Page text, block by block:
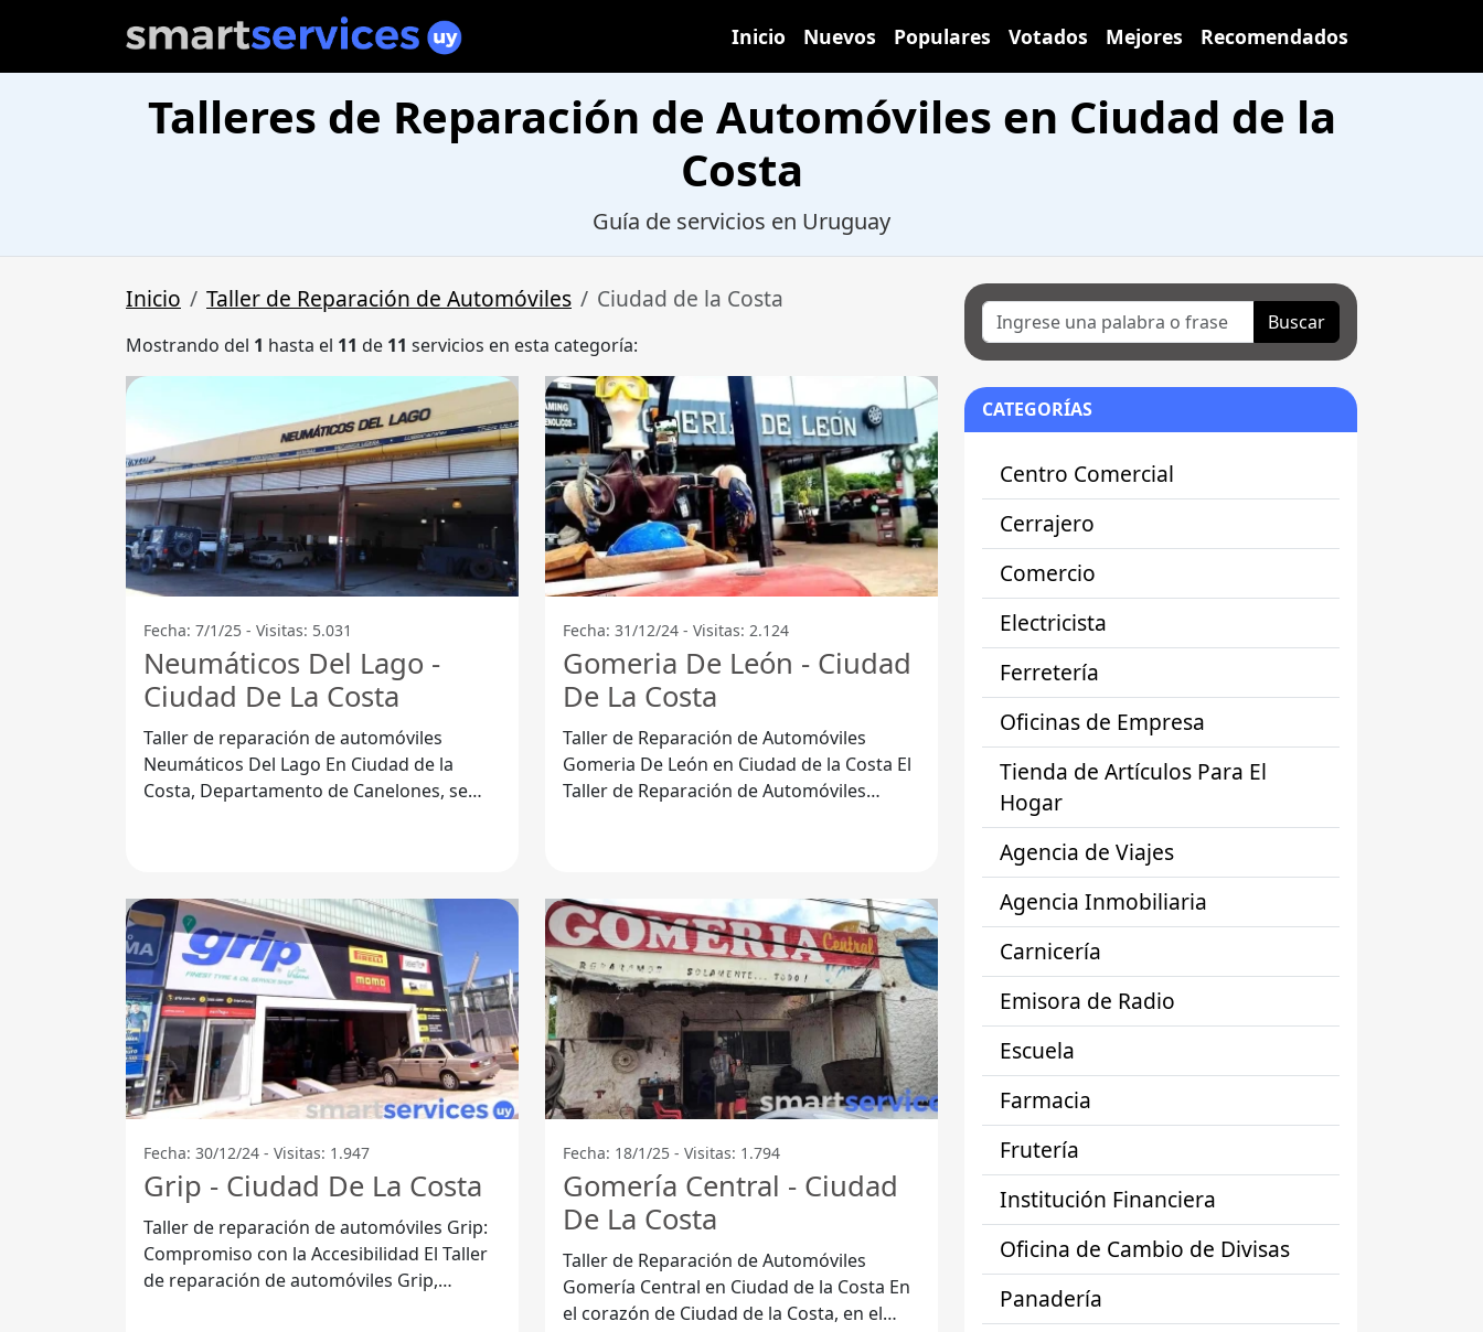
Inicio Nuevos Populares Votados Mejores Recomendados
Talleres de Reparación de Automóviles en Ciudad de la
Costa
Guía de servicios en Uruguay
Inicio Taller de Reparación de Automóviles Ciudad de la Costa
Mostrando del 1 hasta el 11 de 11 servicios en esta categoría:
Fecha: 7/1/25 - Visitas: 5.031
Neumáticos Del Lago -
Ciudad De La Costa
Taller de reparación de automóviles
Neumáticos Del Lago En Ciudad de la
Costa, Departamento de Canelones, se
Fecha: 31/12/24 - Visitas: 2.124
Gomeria De León - Ciudad
De La Costa
Taller de Reparación de Automóviles
Gomeria De León en Ciudad de la Costa El
Taller de Reparación de Automóviles
Fecha: 30/12/24 - Visitas: 1.947
Grip - Ciudad De La Costa
Taller de reparación de automóviles Grip:
Compromiso con la Accesibilidad El Taller
de reparación de automóviles Grip,
Fecha: 18/1/25 - Visitas: 1.794
Gomería Central - Ciudad
De La Costa
Taller de Reparación de Automóviles
Gomería Central en Ciudad de la Costa En
el corazón de Ciudad de la Costa, en el
Buscar
CATEGORÍAS
Centro Comercial
Cerrajero
Comercio
Electricista
Ferretería
Oficinas de Empresa
Tienda de Artículos Para El
Hogar
Agencia de Viajes
Agencia Inmobiliaria
Carnicería
Emisora de Radio
Escuela
Farmacia
Frutería
Institución Financiera
Oficina de Cambio de Divisas
Panadería